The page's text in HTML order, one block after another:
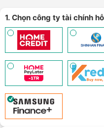
9 Ưu đãi mua Ốp PITAKA
Samsung FOLD 7/8 series
10 Mở thẻ Max Card nhận loạt
triệu đồng - (
Xem chi tiết)
Trả góp 4 không, duyệt
công ty tài chính/thẻ tín
12 An tâm sử dụng sản phẩm
Care (LH 1900.2091) - (
Giảm 5% tối đa 500k khi
tiết)
14 Ưu đãi mua dán màn hình
bảng/Laptop/Đồng hồ giảm
15
Giảm thêm 15% tối đa
Sony khi mua kèm với các
hồ thông minh - (
1. Chọn công ty tài chính